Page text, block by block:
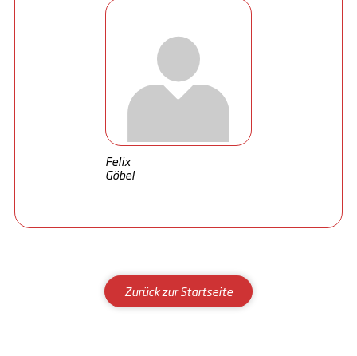
Felix
Göbel
Zurück zur Startseite